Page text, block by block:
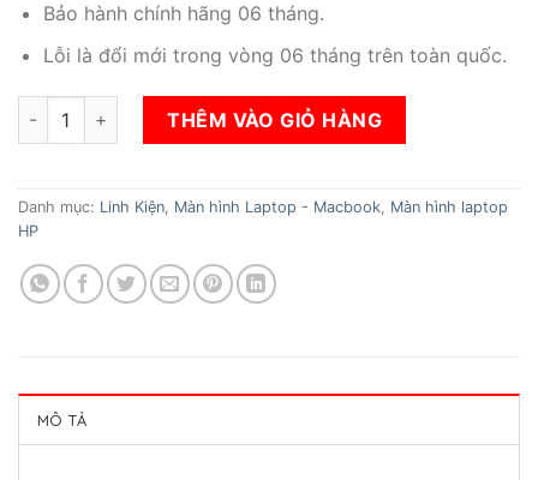
Bảo hành chính hãng 06 tháng.
Lỗi là đổi mới trong vòng 06 tháng trên toàn quốc.
Thay màn hình laptop HP Probook 440 G4 số lượng
THÊM VÀO GIỎ HÀNG
Danh mục: Linh Kiện Màn hình Laptop - Macbook Màn hình laptop
HP
MÔ TẢ